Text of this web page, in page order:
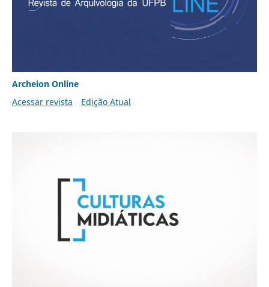
Archeion Online
Acessar revista
Edição Atual